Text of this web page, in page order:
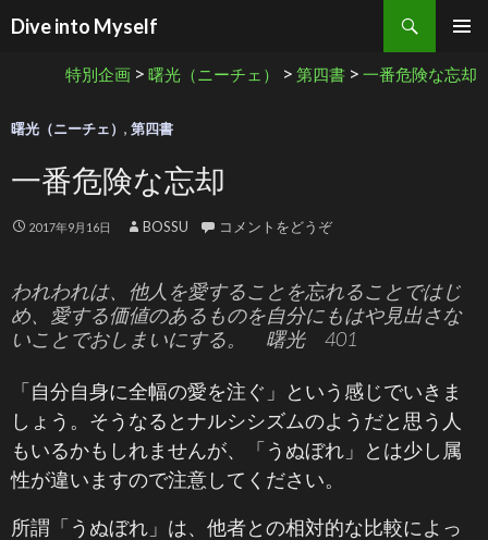
Dive into Myself
検索
特別企画 > 曙光（ニーチェ） > 第四書 > 一番危険な忘却
曙光（ニーチェ） , 第四書
一番危険な忘却
2017年9月16日 BOSSU コメントをどうぞ
われわれは、他人を愛することを忘れることではじ
め、愛する価値のあるものを自分にもはや見出さな
いことでおしまいにする。 曙光 401
「自分自身に全幅の愛を注ぐ」という感じでいきま
しょう。そうなるとナルシシズムのようだと思う人
もいるかもしれませんが、「うぬぼれ」とは少し属
性が違いますので注意してください。
所謂「うぬぼれ」は、他者との相対的な比較によっ